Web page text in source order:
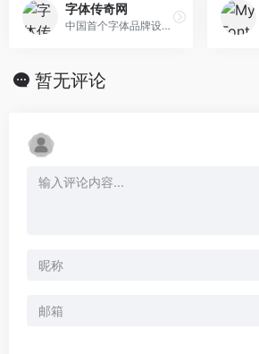
字体传奇网
中国首个字体品牌设计师交流网
暂无评论